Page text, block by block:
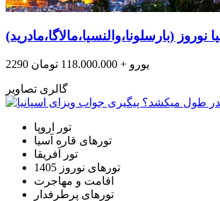
نوروز (بارسلونا،والنسیا،مالاگا،مادرید)
2290 یورو + 118.000.000 تومان
گالری تصاویر
تور اروپا
تورهای قاره آسیا
تور آفریقا
تورهای نوروز 1405
اقامت و مهاجرت
تورهای پرطرفدار